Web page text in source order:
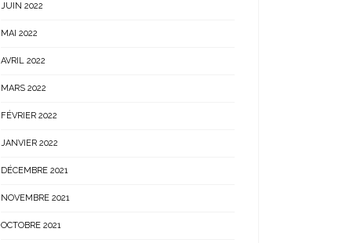
JUIN 2022
MAI 2022
AVRIL 2022
MARS 2022
FÉVRIER 2022
JANVIER 2022
DÉCEMBRE 2021
NOVEMBRE 2021
OCTOBRE 2021